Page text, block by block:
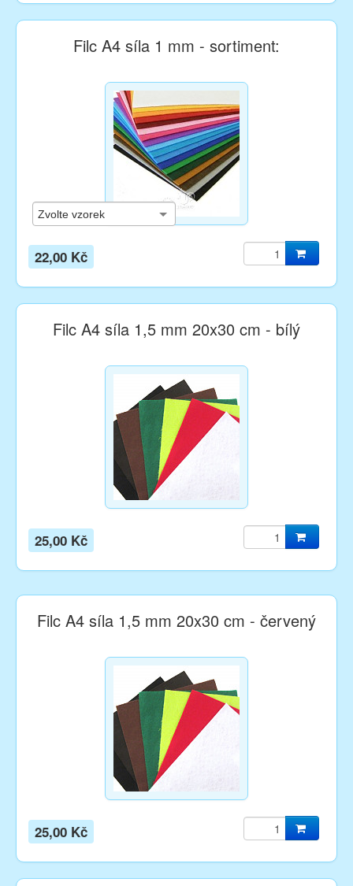
Filc A4 síla 1 mm - sortiment:
22,00 Kč
Filc A4 síla 1,5 mm 20x30 cm - bílý
25,00 Kč
Filc A4 síla 1,5 mm 20x30 cm - červený
25,00 Kč